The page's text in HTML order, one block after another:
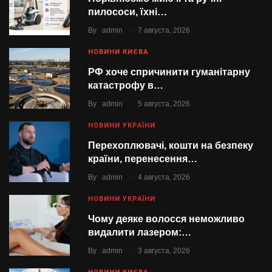
пилососи, їхні…
By admin . 7 августа, 2026
НОВИНИ КИЄВА
РФ хоче спричинити гуманітарну
катастрофу в…
By admin . 5 августа, 2026
НОВИНИ УКРАЇНИ
Перехоплювачі, кошти на безпеку
країни, перенесення…
By admin . 4 августа, 2026
НОВИНИ УКРАЇНИ
Чому деяке волосся неможливо
видалити лазером:…
By admin . 3 августа, 2026